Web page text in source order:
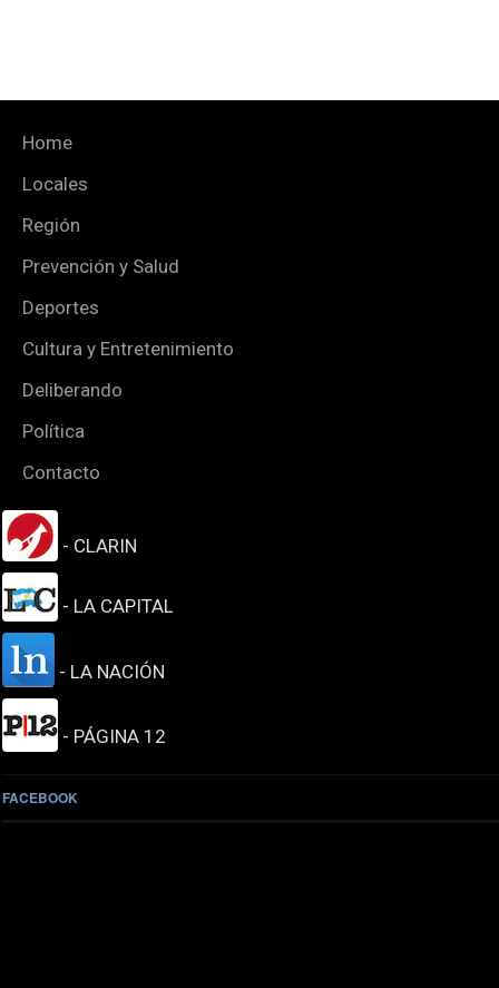
Home
Locales
Región
Prevención y Salud
Deportes
Cultura y Entretenimiento
Deliberando
Política
Contacto
- CLARIN
- LA CAPITAL
- LA NACIÓN
- PÁGINA 12
FACEBOOK